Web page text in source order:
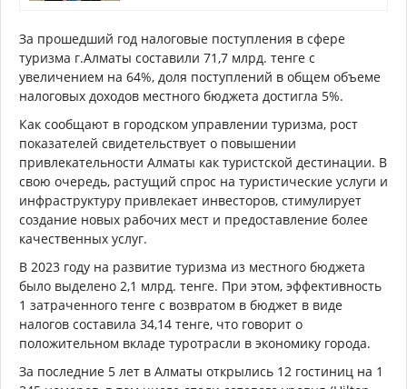
За прошедший год налоговые поступления в сфере
туризма г.Алматы составили 71,7 млрд. тенге с
увеличением на 64%, доля поступлений в общем объеме
налоговых доходов местного бюджета достигла 5%.
Как сообщают в городском управлении туризма, рост
показателей свидетельствует о повышении
привлекательности Алматы как туристской дестинации. В
свою очередь, растущий спрос на туристические услуги и
инфраструктуру привлекает инвесторов, стимулирует
создание новых рабочих мест и предоставление более
качественных услуг.
В 2023 году на развитие туризма из местного бюджета
было выделено 2,1 млрд. тенге. При этом, эффективность
1 затраченного тенге с возвратом в бюджет в виде
налогов составила 34,14 тенге, что говорит о
положительном вкладе туротрасли в экономику города.
За последние 5 лет в Алматы открылись 12 гостиниц на 1